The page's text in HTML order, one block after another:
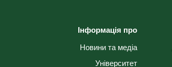
Інформація про
Новини та медіа
Університет